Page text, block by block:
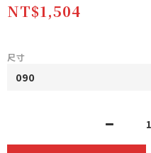
NT$1,504
尺寸